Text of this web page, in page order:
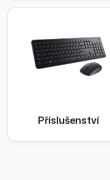
Příslušenství